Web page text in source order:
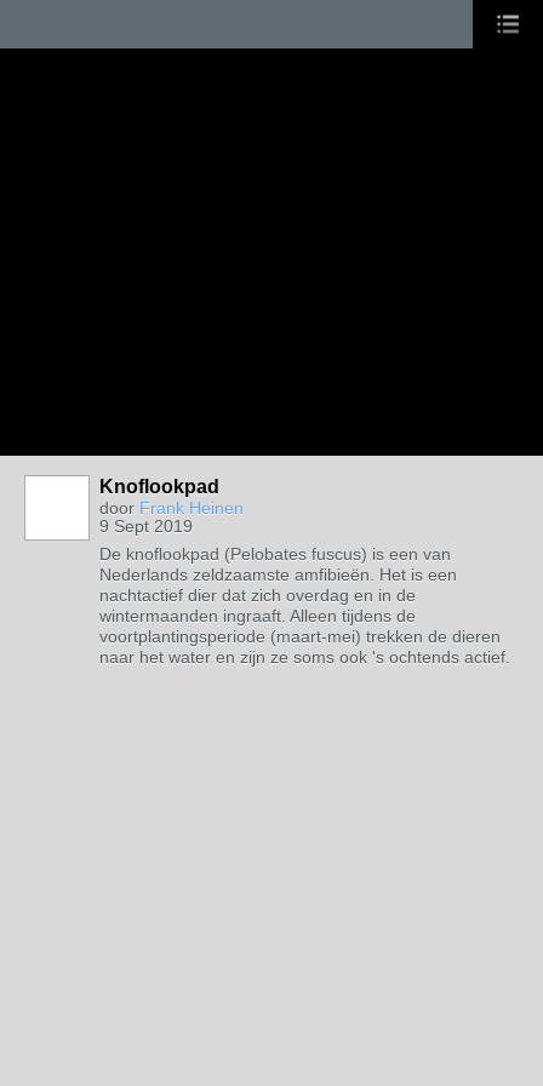
Knoflookpad
door Frank Heinen
9 Sept 2019
De knoflookpad (Pelobates fuscus) is een van
Nederlands zeldzaamste amfibieën. Het is een
nachtactief dier dat zich overdag en in de
wintermaanden ingraaft. Alleen tijdens de
voortplantingsperiode (maart-mei) trekken de dieren
naar het water en zijn ze soms ook 's ochtends actief.